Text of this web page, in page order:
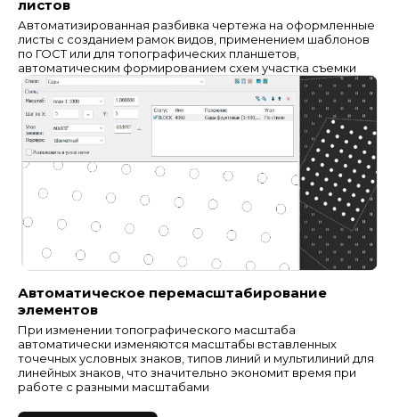
листов
Автоматизированная разбивка чертежа на оформленные
листы с созданием рамок видов, применением шаблонов
по ГОСТ или для топографических планшетов,
автоматическим формированием схем участка съемки
Автоматическое перемасштабирование
элементов
При изменении топографического масштаба
автоматически изменяются масштабы вставленных
точечных условных знаков, типов линий и мультилиний для
линейных знаков, что значительно экономит время при
работе с разными масштабами